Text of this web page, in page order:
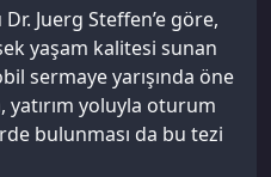
Juerg Steffen’e göre,
yaşam kalitesi sunan
sermaye yarışında öne
yatırım yoluyla oturum
bulunması da bu tezi